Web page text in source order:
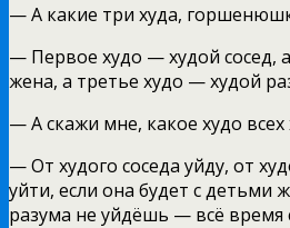
— А какие три худа,
— Первое худо — худой сосед,
жена, а третье худо — худой
— А скажи мне, какое худо всех
— От худого соседа уйду, от
уйти, если она будет с детьми
разума не уйдёшь — всё время